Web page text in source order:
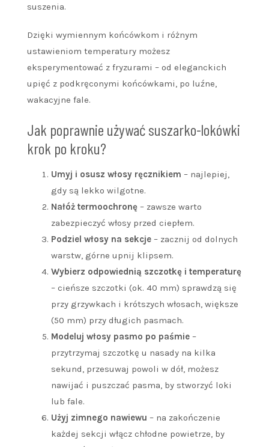
suszenia.
Dzięki wymiennym końcówkom i różnym
ustawieniom temperatury możesz
eksperymentować z fryzurami – od eleganckich
upięć z podkręconymi końcówkami, po luźne,
wakacyjne fale.
Jak poprawnie używać suszarko-lokówki
krok po kroku?
Umyj i osusz włosy ręcznikiem – najlepiej,
gdy są lekko wilgotne.
Nałóż termoochronę – zawsze warto
zabezpieczyć włosy przed ciepłem.
Podziel włosy na sekcje – zacznij od dolnych
warstw, górne upnij klipsem.
Wybierz odpowiednią szczotkę i temperaturę
– cieńsze szczotki (ok. 40 mm) sprawdzą się
przy grzywkach i krótszych włosach, większe
(50 mm) przy długich pasmach.
Modeluj włosy pasmo po paśmie –
przytrzymaj szczotkę u nasady na kilka
sekund, przesuwaj powoli w dół, możesz
nawijać i puszczać pasma, by stworzyć loki
lub fale.
Użyj zimnego nawiewu – na zakończenie
każdej sekcji włącz chłodne powietrze, by